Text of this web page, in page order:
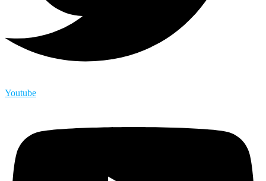
Youtube